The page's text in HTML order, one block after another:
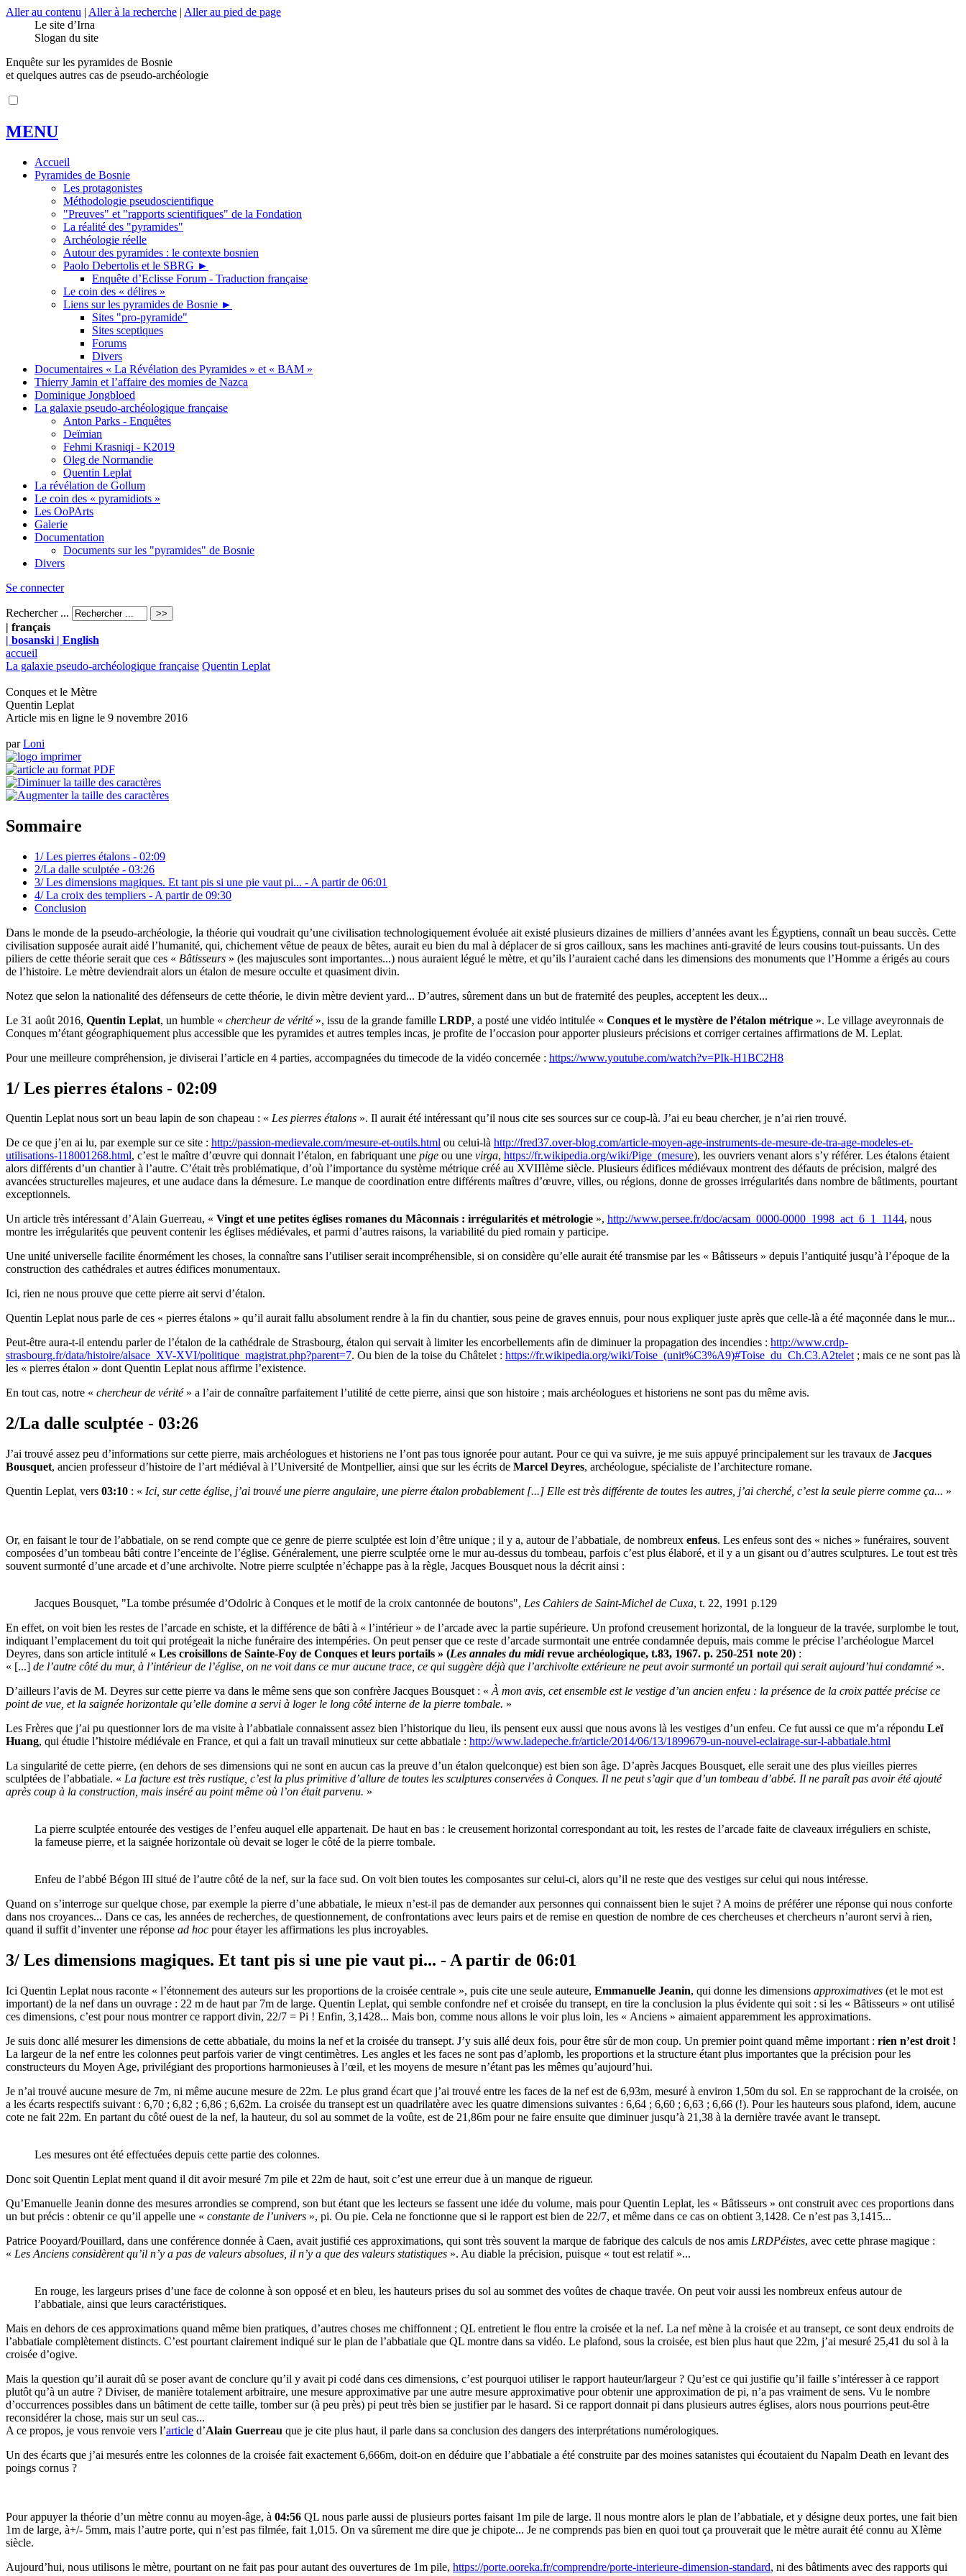
Aller au contenu | Aller à la recherche | Aller au pied de page
Le site d’Irna
Slogan du site
Enquête sur les pyramides de Bosnie
et quelques autres cas de pseudo-archéologie
MENU
Accueil
Pyramides de Bosnie
Les protagonistes
Méthodologie pseudoscientifique
"Preuves" et "rapports scientifiques" de la Fondation
La réalité des "pyramides"
Archéologie réelle
Autour des pyramides : le contexte bosnien
Paolo Debertolis et le SBRG ►
Enquête d’Eclisse Forum - Traduction française
Le coin des « délires »
Liens sur les pyramides de Bosnie ►
Sites "pro-pyramide"
Sites sceptiques
Forums
Divers
Documentaires « La Révélation des Pyramides » et « BAM »
Thierry Jamin et l’affaire des momies de Nazca
Dominique Jongbloed
La galaxie pseudo-archéologique française
Anton Parks - Enquêtes
Deïmian
Fehmi Krasniqi - K2019
Oleg de Normandie
Quentin Leplat
La révélation de Gollum
Le coin des « pyramidiots »
Les OoPArts
Galerie
Documentation
Documents sur les "pyramides" de Bosnie
Divers
Se connecter
Rechercher ...
| français
| bosanski | English
accueil
La galaxie pseudo-archéologique française Quentin Leplat
Conques et le Mètre
Quentin Leplat
Article mis en ligne le 9 novembre 2016
parLoni
Sommaire
1/ Les pierres étalons - 02:09
2/La dalle sculptée - 03:26
3/ Les dimensions magiques. Et tant pis si une pie vaut pi... - A partir de 06:01
4/ La croix des templiers - A partir de 09:30
Conclusion
Dans le monde de la pseudo-archéologie, la théorie qui voudrait qu’une civilisation technologiquement évoluée ait existé plusieurs dizaines de milliers d’années avant les Égyptiens, connaît un beau succès. Cette
civilisation supposée aurait aidé l’humanité, qui, chichement vêtue de peaux de bêtes, aurait eu bien du mal à déplacer de si gros cailloux, sans les machines anti-gravité de leurs cousins tout-puissants. Un des
piliers de cette théorie serait que ces « Bâtisseurs » (les majuscules sont importantes...) nous auraient légué le mètre, et qu’ils l’auraient caché dans les dimensions des monuments que l’Homme a érigés au cours
de l’histoire. Le mètre deviendrait alors un étalon de mesure occulte et quasiment divin.
Notez que selon la nationalité des défenseurs de cette théorie, le divin mètre devient yard... D’autres, sûrement dans un but de fraternité des peuples, acceptent les deux...
Le 31 août 2016, Quentin Leplat, un humble « chercheur de vérité», issu de la grande famille LRDP, a posté une vidéo intitulée « Conques et le mystère de l’étalon métrique ». Le village aveyronnais de
Conques m’étant géographiquement plus accessible que les pyramides et autres temples incas, je profite de l’occasion pour apporter plusieurs précisions et corriger certaines affirmations de M. Leplat.
Pour une meilleure compréhension, je diviserai l’article en 4 parties, accompagnées du timecode de la vidéo concernée : https://www.youtube.com/watch?v=PIk-H1BC2H8
1/ Les pierres étalons - 02:09
Quentin Leplat nous sort un beau lapin de son chapeau : « Les pierres étalons ». Il aurait été intéressant qu’il nous cite ses sources sur ce coup-là. J’ai eu beau chercher, je n’ai rien trouvé.
De ce que j’en ai lu, par exemple sur ce site : http://passion-medievale.com/mesure-et-outils.html ou celui-là http://fred37.over-blog.com/article-moyen-age-instruments-de-mesure-de-tra-age-modeles-et-
utilisations-118001268.html, c’est le maître d’œuvre qui donnait l’étalon, en fabriquant une pige ou une virga, https://fr.wikipedia.org/wiki/Pige_(mesure), les ouvriers venant alors s’y référer. Les étalons étaient
alors différents d’un chantier à l’autre. C’était très problématique, d’où l’importance du système métrique créé au XVIIIème siècle. Plusieurs édifices médiévaux montrent des défauts de précision, malgré des
avancées structurelles majeures, et une audace dans la démesure. Le manque de coordination entre différents maîtres d’œuvre, villes, ou régions, donne de grosses irrégularités dans nombre de bâtiments, pourtant
exceptionnels.
Un article très intéressant d’Alain Guerreau, « Vingt et une petites églises romanes du Mâconnais : irrégularités et métrologie », http://www.persee.fr/doc/acsam_0000-0000_1998_act_6_1_1144, nous
montre les irrégularités que peuvent contenir les églises médiévales, et parmi d’autres raisons, la variabilité du pied romain y participe.
Une unité universelle facilite énormément les choses, la connaître sans l’utiliser serait incompréhensible, si on considère qu’elle aurait été transmise par les « Bâtisseurs » depuis l’antiquité jusqu’à l’époque de la
construction des cathédrales et autres édifices monumentaux.
Ici, rien ne nous prouve que cette pierre ait servi d’étalon.
Quentin Leplat nous parle de ces « pierres étalons » qu’il aurait fallu absolument rendre à la fin du chantier, sous peine de graves ennuis, pour nous expliquer juste après que celle-là a été maçonnée dans le mur...
Peut-être aura-t-il entendu parler de l’étalon de la cathédrale de Strasbourg, étalon qui servait à limiter les encorbellements afin de diminuer la propagation des incendies : http://www.crdp-
strasbourg.fr/data/histoire/alsace_XV-XVI/politique_magistrat.php?parent=7. Ou bien de la toise du Châtelet : https://fr.wikipedia.org/wiki/Toise_(unit%C3%A9)#Toise_du_Ch.C3.A2telet; mais ce ne sont pas là
les « pierres étalon » dont Quentin Leplat nous affirme l’existence.
En tout cas, notre « chercheur de vérité» a l’air de connaître parfaitement l’utilité de cette pierre, ainsi que son histoire ; mais archéologues et historiens ne sont pas du même avis.
2/La dalle sculptée - 03:26
J’ai trouvé assez peu d’informations sur cette pierre, mais archéologues et historiens ne l’ont pas tous ignorée pour autant. Pour ce qui va suivre, je me suis appuyé principalement sur les travaux de Jacques
Bousquet, ancien professeur d’histoire de l’art médiéval à l’Université de Montpellier, ainsi que sur les écrits de Marcel Deyres, archéologue, spécialiste de l’architecture romane.
Quentin Leplat, vers 03:10 : « Ici, sur cette église, j’ai trouvé une pierre angulaire, une pierre étalon probablement [...] Elle est très différente de toutes les autres, j’ai cherché, c’est la seule pierre comme ça... »
Or, en faisant le tour de l’abbatiale, on se rend compte que ce genre de pierre sculptée est loin d’être unique ; il y a, autour de l’abbatiale, de nombreux enfeus. Les enfeus sont des « niches » funéraires, souvent
composées d’un tombeau bâti contre l’enceinte de l’église. Généralement, une pierre sculptée orne le mur au-dessus du tombeau, parfois c’est plus élaboré, et il y a un gisant ou d’autres sculptures. Le tout est très
souvent surmonté d’une arcade et d’une archivolte. Notre pierre sculptée n’échappe pas à la règle, Jacques Bousquet nous la décrit ainsi :
Jacques Bousquet, "La tombe présumée d’Odolric à Conques et le motif de la croix cantonnée de boutons", Les Cahiers de Saint-Michel de Cuxa, t. 22, 1991 p.129
En effet, on voit bien les restes de l’arcade en schiste, et la différence de bâti à « l’intérieur » de l’arcade avec la partie supérieure. Un profond creusement horizontal, de la longueur de la travée, surplombe le tout,
indiquant l’emplacement du toit qui protégeait la niche funéraire des intempéries. On peut penser que ce reste d’arcade surmontait une entrée condamnée depuis, mais comme le précise l’archéologue Marcel
Deyres, dans son article intitulé « Les croisillons de Sainte-Foy de Conques et leurs portails » (Les annales du midirevue archéologique, t.83, 1967. p. 250-251 note 20) :
« [...] de l’autre côté du mur, à l’intérieur de l’église, on ne voit dans ce mur aucune trace, ce qui suggère déjà que l’archivolte extérieure ne peut avoir surmonté un portail qui serait aujourd’hui condamné».
D’ailleurs l’avis de M. Deyres sur cette pierre va dans le même sens que son confrère Jacques Bousquet : « À mon avis, cet ensemble est le vestige d’un ancien enfeu : la présence de la croix pattée précise ce
point de vue, et la saignée horizontale qu’elle domine a servi à loger le long côté interne de la pierre tombale. »
Les Frères que j’ai pu questionner lors de ma visite à l’abbatiale connaissent assez bien l’historique du lieu, ils pensent eux aussi que nous avons là les vestiges d’un enfeu. Ce fut aussi ce que m’a répondu Leï
Huang, qui étudie l’histoire médiévale en France, et qui a fait un travail minutieux sur cette abbatiale : http://www.ladepeche.fr/article/2014/06/13/1899679-un-nouvel-eclairage-sur-l-abbatiale.html
La singularité de cette pierre, (en dehors de ses dimensions qui ne sont en aucun cas la preuve d’un étalon quelconque) est bien son âge. D’après Jacques Bousquet, elle serait une des plus vieilles pierres
sculptées de l’abbatiale. « La facture est très rustique, c’est la plus primitive d’allure de toutes les sculptures conservées à Conques. Il ne peut s’agir que d’un tombeau d’abbé. Il ne paraît pas avoir été ajouté
après coup à la construction, mais inséré au point même où l’on était parvenu. »
La pierre sculptée entourée des vestiges de l’enfeu auquel elle appartenait. De haut en bas : le creusement horizontal correspondant au toit, les restes de l’arcade faite de claveaux irréguliers en schiste,
la fameuse pierre, et la saignée horizontale où devait se loger le côté de la pierre tombale.
Enfeu de l’abbé Bégon III situé de l’autre côté de la nef, sur la face sud. On voit bien toutes les composantes sur celui-ci, alors qu’il ne reste que des vestiges sur celui qui nous intéresse.
Quand on s’interroge sur quelque chose, par exemple la pierre d’une abbatiale, le mieux n’est-il pas de demander aux personnes qui connaissent bien le sujet ? A moins de préférer une réponse qui nous conforte
dans nos croyances... Dans ce cas, les années de recherches, de questionnement, de confrontations avec leurs pairs et de remise en question de nombre de ces chercheuses et chercheurs n’auront servi à rien,
quand il suffit d’inventer une réponse ad hoc pour étayer les affirmations les plus incroyables.
3/ Les dimensions magiques. Et tant pis si une pie vaut pi... - A partir de 06:01
Ici Quentin Leplat nous raconte « l’étonnement des auteurs sur les proportions de la croisée centrale », puis cite une seule auteure, Emmanuelle Jeanin, qui donne les dimensions approximatives (et le mot est
important) de la nef dans un ouvrage : 22 m de haut par 7m de large. Quentin Leplat, qui semble confondre nef et croisée du transept, en tire la conclusion la plus évidente qui soit : si les « Bâtisseurs » ont utilisé
ces dimensions, c’est pour nous montrer ce rapport divin, 22/7 = Pi ! Enfin, 3,1428... Mais bon, comme nous allons le voir plus loin, les « Anciens » aimaient apparemment les approximations.
Je suis donc allé mesurer les dimensions de cette abbatiale, du moins la nef et la croisée du transept. J’y suis allé deux fois, pour être sûr de mon coup. Un premier point quand même important : rien n’est droit !
La largeur de la nef entre les colonnes peut parfois varier de vingt centimètres. Les angles et les faces ne sont pas d’aplomb, les proportions et la structure étant plus importantes que la précision pour les
constructeurs du Moyen Age, privilégiant des proportions harmonieuses à l’œil, et les moyens de mesure n’étant pas les mêmes qu’aujourd’hui.
Je n’ai trouvé aucune mesure de 7m, ni même aucune mesure de 22m. Le plus grand écart que j’ai trouvé entre les faces de la nef est de 6,93m, mesuré à environ 1,50m du sol. En se rapprochant de la croisée, on
a les écarts respectifs suivant : 6,70 ; 6,82 ; 6,86 ; 6,62m. La croisée du transept est un quadrilatère avec les quatre dimensions suivantes : 6,64 ; 6,60 ; 6,63 ; 6,66 (!). Pour les hauteurs sous plafond, idem, aucune
cote ne fait 22m. En partant du côté ouest de la nef, la hauteur, du sol au sommet de la voûte, est de 21,86m pour ne faire ensuite que diminuer jusqu’à 21,38 à la dernière travée avant le transept.
Les mesures ont été effectuées depuis cette partie des colonnes.
Donc soit Quentin Leplat ment quand il dit avoir mesuré 7m pile et 22m de haut, soit c’est une erreur due à un manque de rigueur.
Qu’Emanuelle Jeanin donne des mesures arrondies se comprend, son but étant que les lecteurs se fassent une idée du volume, mais pour Quentin Leplat, les « Bâtisseurs » ont construit avec ces proportions dans
un but précis : obtenir ce qu’il appelle une « constante de l’univers », pi. Ou pie. Cela ne fonctionne que si le rapport est bien de 22/7, et même dans ce cas on obtient 3,1428. Ce n’est pas 3,1415...
Patrice Pooyard/Pouillard, dans une conférence donnée à Caen, avait justifié ces approximations, qui sont très souvent la marque de fabrique des calculs de nos amis LRDPéistes, avec cette phrase magique :
« Les Anciens considèrent qu’il n’y a pas de valeurs absolues, il n’y a que des valeurs statistiques ». Au diable la précision, puisque « tout est relatif »...
En rouge, les largeurs prises d’une face de colonne à son opposé et en bleu, les hauteurs prises du sol au sommet des voûtes de chaque travée. On peut voir aussi les nombreux enfeus autour de
l’abbatiale, ainsi que leurs caractéristiques.
Mais en dehors de ces approximations quand même bien pratiques, d’autres choses me chiffonnent ; QL entretient le flou entre la croisée et la nef. La nef mène à la croisée et au transept, ce sont deux endroits de
l’abbatiale complètement distincts. C’est pourtant clairement indiqué sur le plan de l’abbatiale que QL montre dans sa vidéo. Le plafond, sous la croisée, est bien plus haut que 22m, j’ai mesuré 25,41 du sol à la
croisée d’ogive.
Mais la question qu’il aurait dû se poser avant de conclure qu’il y avait pi codé dans ces dimensions, c’est pourquoi utiliser le rapport hauteur/largeur ? Qu’est ce qui justifie qu’il faille s’intéresser à ce rapport
plutôt qu’à un autre ? Diviser, de manière totalement arbitraire, une mesure approximative par une autre mesure approximative pour obtenir une approximation de pi, n’a pas vraiment de sens. Vu le nombre
d’occurrences possibles dans un bâtiment de cette taille, tomber sur (à peu près) pi peut très bien se justifier par le hasard. Si ce rapport donnait pi dans plusieurs autres églises, alors nous pourrions peut-être
reconsidérer la chose, mais sur un seul cas...
A ce propos, je vous renvoie vers l’article d’Alain Guerreau que je cite plus haut, il parle dans sa conclusion des dangers des interprétations numérologiques.
Un des écarts que j’ai mesurés entre les colonnes de la croisée fait exactement 6,666m, doit-on en déduire que l’abbatiale a été construite par des moines satanistes qui écoutaient du Napalm Death en levant des
poings cornus ?
Pour appuyer la théorie d’un mètre connu au moyen-âge, à 04:56 QL nous parle aussi de plusieurs portes faisant 1m pile de large. Il nous montre alors le plan de l’abbatiale, et y désigne deux portes, une fait bien
1m de large, à+/- 5mm, mais l’autre porte, qui n’est pas filmée, fait 1,015. On va sûrement me dire que je chipote... Je ne comprends pas bien en quoi tout ça prouverait que le mètre aurait été connu au XIème
siècle.
Aujourd’hui, nous utilisons le mètre, pourtant on ne fait pas pour autant des ouvertures de 1m pile, https://porte.ooreka.fr/comprendre/porte-interieure-dimension-standard, ni des bâtiments avec des rapports qui